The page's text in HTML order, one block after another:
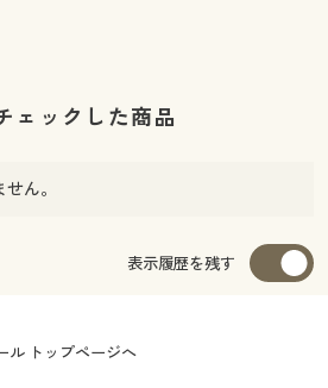
ェックした商品
ん。
表示履歴を残す
ル トップページへ